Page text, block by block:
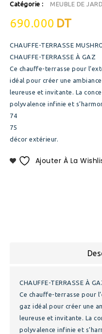
Catégorie : MEUBLE DE
690.000 DT
CHAUFFE-TERRASSE
CHAUFFE-TERRASSE À GAZ
Ce chauffe-terrasse pour
idéal pour créer une ambiance
leureuse et invitante. La
polyvalence infinie et
74
75
décor extérieur.
Ajouter À La
CHAUFFE-TERRASSE À
Ce chauffe-terrasse pour
gaz idéal pour créer une
leureuse et invitante. La
polyvalence infinie et